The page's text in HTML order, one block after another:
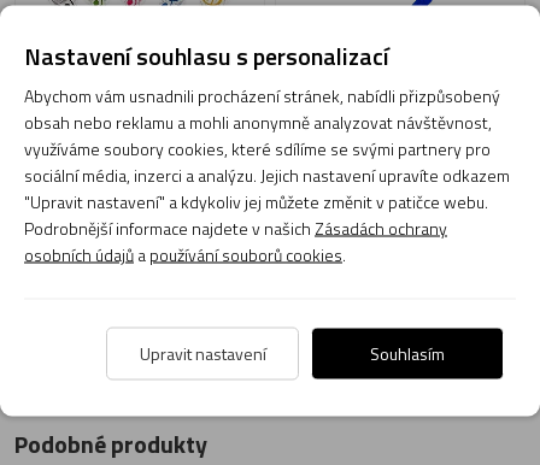
49 Kč
Momentálně není skladem
Obvyklá dodací lhůta do 90 dnů
49 Kč
Skladem 189 ks
Expedujeme: dnes
Podobné produkty
Nastavení souhlasu s personalizací
Abychom vám usnadnili procházení stránek, nabídli přizpůsobený
obsah nebo reklamu a mohli anonymně analyzovat návštěvnost,
využíváme soubory cookies, které sdílíme se svými partnery pro
sociální média, inzerci a analýzu. Jejich nastavení upravíte odkazem
"Upravit nastavení" a kdykoliv jej můžete změnit v patičce webu.
Podrobnější informace najdete v našich Zásadách ochrany
osobních údajůa používání souborů cookies.
Upravit nastavení Souhlasím